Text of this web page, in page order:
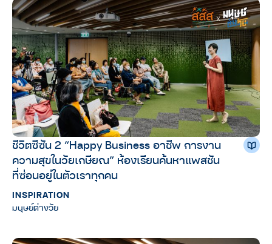
ชีวิตซีซัน 2 “Happy Business อาชีพ การงาน
ความสุขในวัยเกษียณ” ห้องเรียนค้นหาแพสชัน
ที่ซ่อนอยู่ในตัวเราทุกคน
INSPIRATION
มนุษย์ต่างวัย